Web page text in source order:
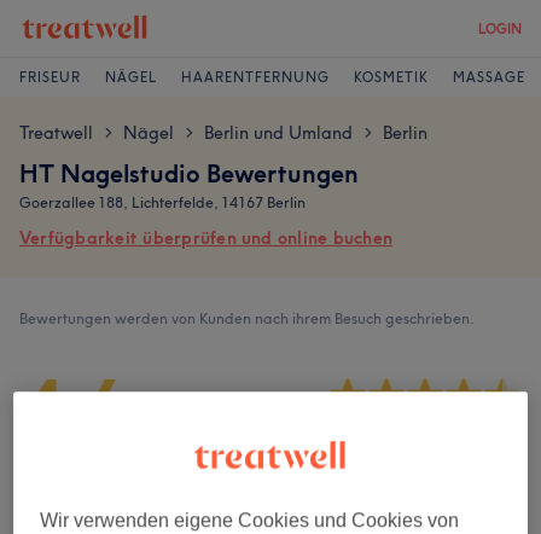
LOGIN
FRISEUR NÄGEL HAARENTFERNUNG KOSMETIK MASSAGE
Treatwell > Nägel > Berlin und Umland > Berlin
HT Nagelstudio Bewertungen
Goerzallee 188, Lichterfelde, 14167 Berlin
Verfügbarkeit überprüfen und online buchen
Bewertungen werden von Kunden nach ihrem Besuch geschrieben.
4,6
Wir verwenden eigene Cookies und Cookies von